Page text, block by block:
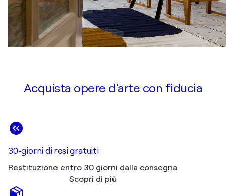
Acquista opere d'arte con fiducia
30-giorni di resi gratuiti
Restituzione entro 30 giorni dalla consegna
Scopri di più